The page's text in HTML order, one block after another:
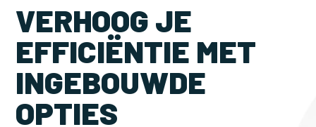
VERHOOG JE
EFFICIËNTIE MET
INGEBOUWDE
OPTIES